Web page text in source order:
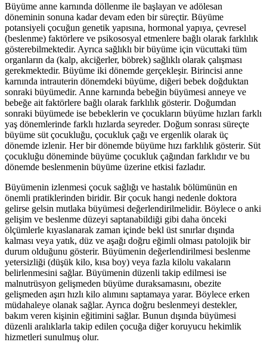
Büyüme anne karnında döllenme ile başlayan ve adölesan
döneminin sonuna kadar devam eden bir süreçtir. Büyüme
potansiyeli çocuğun genetik yapısına, hormonal yapıya, çevresel
(beslenme) faktörlere ve psikososyal etmenlere bağlı olarak farklılık
gösterebilmektedir. Ayrıca sağlıklı bir büyüme için vücuttaki tüm
organların da (kalp, akciğerler, böbrek) sağlıklı olarak çalışması
gerekmektedir. Büyüme iki dönemde gerçekleşir. Birincisi anne
karnında intrauterin dönemdeki büyüme, diğeri bebek doğduktan
sonraki büyümedir. Anne karnında bebeğin büyümesi anneye ve
bebeğe ait faktörlere bağlı olarak farklılık gösterir. Doğumdan
sonraki büyümede ise bebeklerin ve çocukların büyüme hızları farklı
yaş dönemlerinde farklı hızlarda seyreder. Doğum sonrası süreçte
büyüme süt çocukluğu, çocukluk çağı ve ergenlik olarak üç
dönemde izlenir. Her bir dönemde büyüme hızı farklılık gösterir. Süt
çocukluğu döneminde büyüme çocukluk çağından farklıdır ve bu
dönemde beslenmenin büyüme üzerine etkisi fazladır.
Büyümenin izlenmesi çocuk sağlığı ve hastalık bölümünün en
önemli pratiklerinden biridir. Bir çocuk hangi nedenle doktora
gelirse gelsin mutlaka büyümesi değerlendirilmelidir. Böylece o anki
gelişim ve beslenme düzeyi saptanabildiği gibi daha önceki
ölçümlerle kıyaslanarak zaman içinde bekl üst sınırlar dışında
kalması veya yatık, düz ve aşağı doğru eğimli olması patolojik bir
durum olduğunu gösterir. Büyümenin değerlendirilmesi beslenme
yetersizliği (düşük kilo, kısa boy) veya fazla kilolu vakaların
belirlenmesini sağlar. Büyümenin düzenli takip edilmesi ise
malnutrüsyon gelişmeden büyüme duraksamasını, obezite
gelişmeden aşırı hızlı kilo alımını saptamaya yarar. Böylece erken
müdahaleye olanak sağlar. Ayrıca doğru beslenmeyi destekler,
bakım veren kişinin eğitimini sağlar. Bunun dışında büyümesi
düzenli aralıklarla takip edilen çocuğa diğer koruyucu hekimlik
hizmetleri sunulmuş olur.